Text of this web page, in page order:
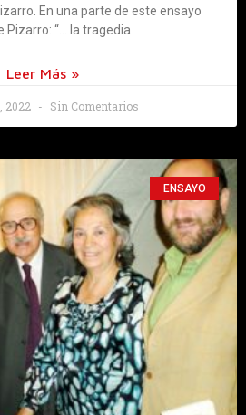
En una parte de este ensayo
Pizarro: “… la tragedia
Leer Más »
2022 Sin Comentarios
ENSAYO